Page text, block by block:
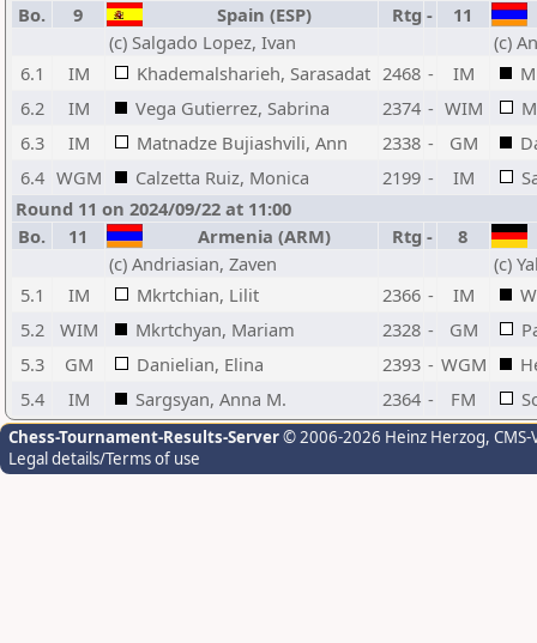
Bo.
9 Spain (ESP) Rtg -
11
(c) Salgado Lopez, Ivan
(c)
6.1
IM Khademalsharieh, Sarasadat 2468 - IM
6.2
IM Vega Gutierrez, Sabrina 2374 - WIM
6.3
IM Matnadze Bujiashvili, Ann 2338 - GM
6.4 WGM Calzetta Ruiz, Monica 2199 - IM
Round 11 on 2024/09/22 at 11:00
Bo.
11 Armenia (ARM) Rtg -
8
(c) Andriasian, Zaven
(c)
5.1
IM Mkrtchian, Lilit 2366 - IM
5.2
WIM Mkrtchyan, Mariam 2328 - GM
5.3
GM Danielian, Elina 2393 - WGM
5.4
IM Sargsyan, Anna M. 2364 - FM
Chess-Tournament-Results-Server© 2006-2026 Heinz Herzog,
Legal details/Terms of use